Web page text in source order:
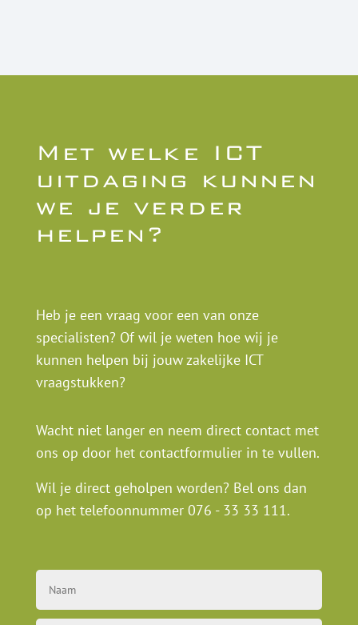
Met welke ICT
uitdaging kunnen
we je verder
helpen?
Heb je een vraag voor een van onze
specialisten? Of wil je weten hoe wij je
kunnen helpen bij jouw zakelijke ICT
vraagstukken?
Wacht niet langer en neem direct contact met
ons op door het contactformulier in te vullen.
Wil je direct geholpen worden? Bel ons dan
op het telefoonnummer 076 - 33 33 111.